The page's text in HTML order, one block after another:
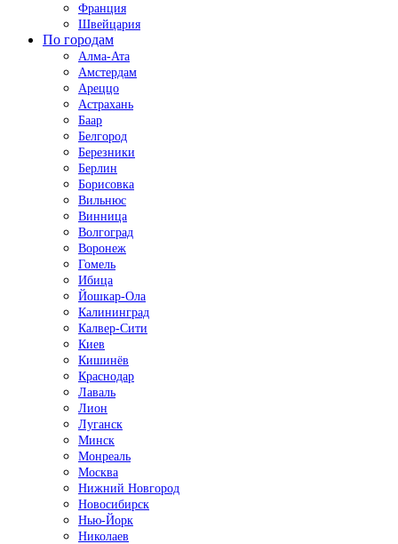
Франция
Швейцария
По городам
Алма-Ата
Амстердам
Ареццо
Астрахань
Баар
Белгород
Березники
Берлин
Борисовка
Вильнюс
Винница
Волгоград
Воронеж
Гомель
Ибица
Йошкар-Ола
Калининград
Калвер-Сити
Киев
Кишинёв
Краснодар
Лаваль
Лион
Луганск
Минск
Монреаль
Москва
Нижний Новгород
Новосибирск
Нью-Йорк
Николаев